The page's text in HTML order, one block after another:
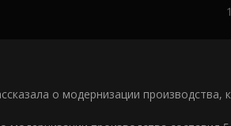
о модернизации